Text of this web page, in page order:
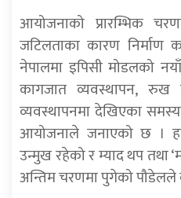
आयोजनाको प्रारम्भिक
जटिलताका कारण निर्माण
नेपालमा इपिसी मोडलको
कागजात व्यवस्थापन,
व्यवस्थापनमा देखिएका
आयोजनाले जनाएको छ ।
उन्मुख रहेको र म्याद थप तथा
अन्तिम चरणमा पुगेको पौडेलले